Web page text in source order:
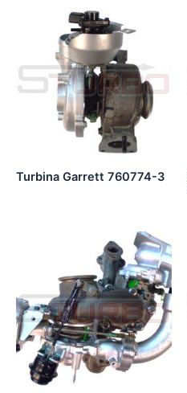
Turbina Garrett 760774-3